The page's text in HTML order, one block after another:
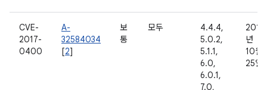
CVE-
2017-
0400
A-
32584034
[2]
보
통
모두
4.4.4,
5.0.2,
5.1.1,
6.0,
6.0.1,
7.0,
2016
년
10월
25일